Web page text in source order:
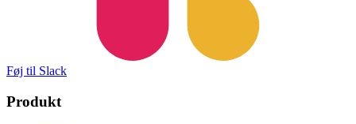
Føj til Slack
Produkt